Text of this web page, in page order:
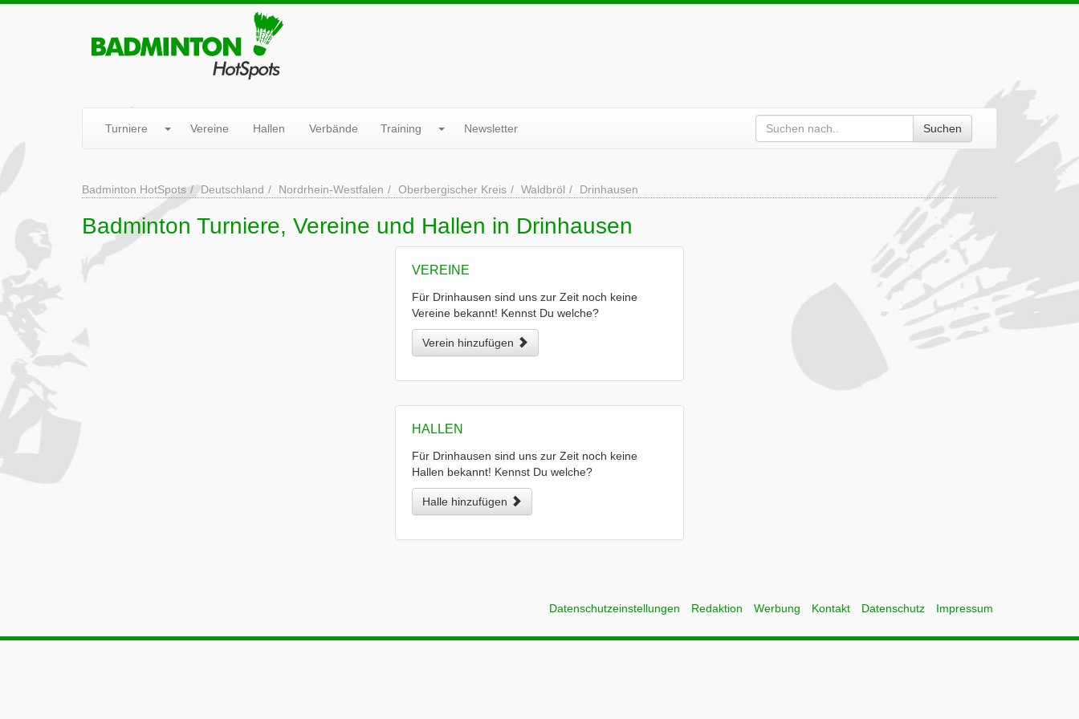
Turniere Vereine Hallen Verbände Training Newsletter Suchen
Badminton HotSpots Deutschland Nordrhein-Westfalen Oberbergischer Kreis Waldbröl Drinhausen
Badminton Turniere, Vereine und Hallen in Drinhausen
VEREINE
Für Drinhausen sind uns zur Zeit noch keine
Vereine bekannt! Kennst Du welche?
Verein hinzufügen
HALLEN
Für Drinhausen sind uns zur Zeit noch keine
Hallen bekannt! Kennst Du welche?
Halle hinzufügen
Datenschutzeinstellungen Redaktion Werbung Kontakt Datenschutz Impressum